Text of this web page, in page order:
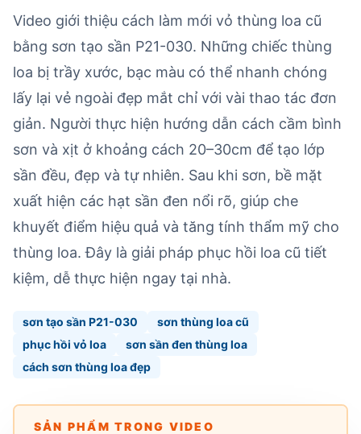
Video giới thiệu cách làm mới vỏ thùng loa cũ
bằng sơn tạo sần P21-030. Những chiếc thùng
loa bị trầy xước, bạc màu có thể nhanh chóng
lấy lại vẻ ngoài đẹp mắt chỉ với vài thao tác đơn
giản. Người thực hiện hướng dẫn cách cầm bình
sơn và xịt ở khoảng cách 20–30cm để tạo lớp
sần đều, đẹp và tự nhiên. Sau khi sơn, bề mặt
xuất hiện các hạt sần đen nổi rõ, giúp che
khuyết điểm hiệu quả và tăng tính thẩm mỹ cho
thùng loa. Đây là giải pháp phục hồi loa cũ tiết
kiệm, dễ thực hiện ngay tại nhà.
sơn tạo sần P21-030
sơn thùng loa cũ
phục hồi vỏ loa
sơn sần đen thùng loa
cách sơn thùng loa đẹp
SẢN PHẨM TRONG VIDEO